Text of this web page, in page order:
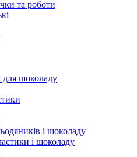
та роботи
для шоколаду
і шоколаду
і шоколаду